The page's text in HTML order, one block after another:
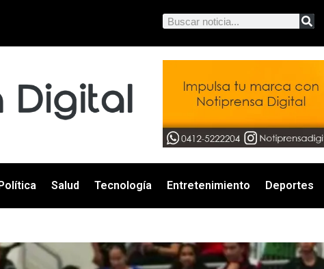
Política Salud Tecnología Entretenimiento Deportes